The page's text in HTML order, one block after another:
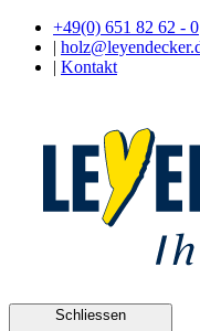
+49(0) 651 82 62 - 0
|
| Kontakt
Schliessen